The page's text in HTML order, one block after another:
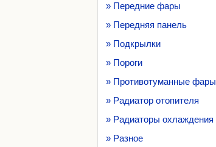
» Передние фары
» Передняя панель
» Подкрылки
» Пороги
» Противотуманные фары
» Радиатор отопителя
» Радиаторы охлаждения
» Разное